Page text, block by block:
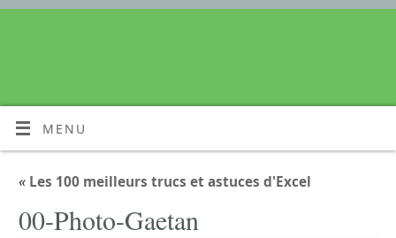
MENU
« Les 100 meilleurs trucs et astuces d'Excel
00-Photo-Gaetan